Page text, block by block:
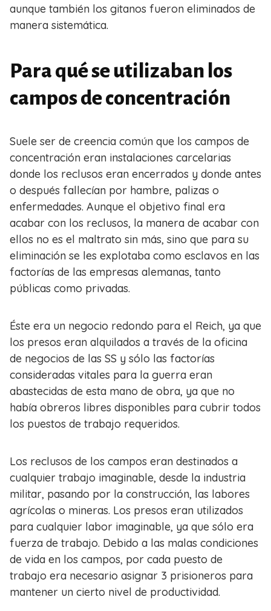
aunque también los gitanos fueron eliminados de
manera sistemática.
Para qué se utilizaban los
campos de concentración
Suele ser de creencia común que los campos de
concentración eran instalaciones carcelarias
donde los reclusos eran encerrados y donde antes
o después fallecían por hambre, palizas o
enfermedades. Aunque el objetivo final era
acabar con los reclusos, la manera de acabar con
ellos no es el maltrato sin más, sino que para su
eliminación se les explotaba como esclavos en las
factorías de las empresas alemanas, tanto
públicas como privadas.
Éste era un negocio redondo para el Reich, ya que
los presos eran alquilados a través de la oficina
de negocios de las SS y sólo las factorías
consideradas vitales para la guerra eran
abastecidas de esta mano de obra, ya que no
había obreros libres disponibles para cubrir todos
los puestos de trabajo requeridos.
Los reclusos de los campos eran destinados a
cualquier trabajo imaginable, desde la industria
militar, pasando por la construcción, las labores
agrícolas o mineras. Los presos eran utilizados
para cualquier labor imaginable, ya que sólo era
fuerza de trabajo. Debido a las malas condiciones
de vida en los campos, por cada puesto de
trabajo era necesario asignar 3 prisioneros para
mantener un cierto nivel de productividad.